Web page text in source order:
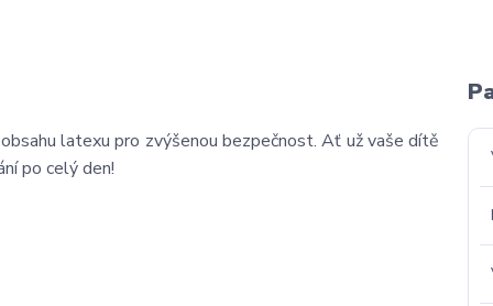
latexu pro zvýšenou bezpečnost. Ať už vaše dítě
po celý den!